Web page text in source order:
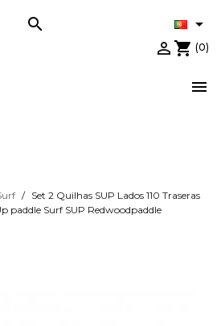
search

 shopping_cart (0)

Set 2 Quilhas SUP Lados 110 Traseras
paddle Surf SUP Redwoodpaddle